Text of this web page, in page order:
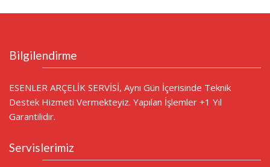
Bilgilendirme
ESENLER ARÇELİK SERVİSİ, Aynı Gün İçerisinde Teknik
Destek Hizmeti Vermekteyiz. Yapılan İşlemler +1 Yıl
Garantilidir.
Servislerimiz